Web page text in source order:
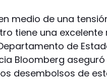
medio de una
tiene una
de
Bloomberg aseguró
desembolsos de